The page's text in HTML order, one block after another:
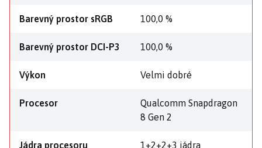
Barevný prostor sRGB 100,0 %
Barevný prostor DCI-P3 100,0 %
Výkon Velmi dobré
Procesor
Qualcomm Snapdragon
8 Gen 2
Jádra procesoru 1+2+2+3 jádra